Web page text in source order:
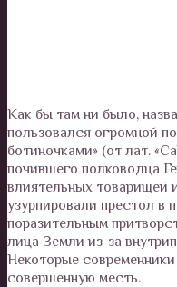
Как бы там ни было,
пользовался огромной
ботиночками» (от лат.
почившего полководца
влиятельных товарищей
узурпировали престол
поразительным
лица Земли из-за
Некоторые
совершенную месть.